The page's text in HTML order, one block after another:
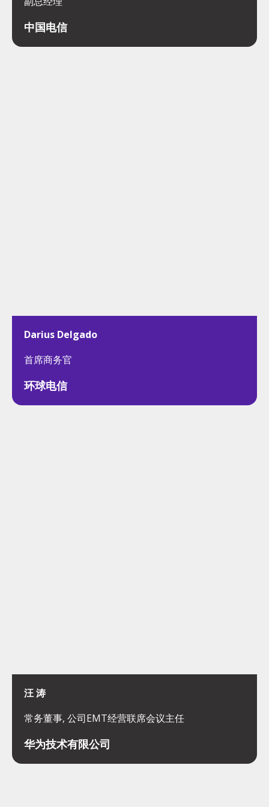
中国电信
Darius Delgado
首席商务官
环球电信
汪 涛
常务董事, 公司EMT经营联席会议主任
华为技术有限公司